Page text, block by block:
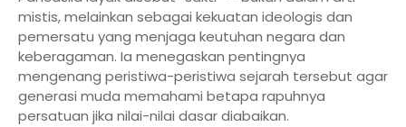
mistis, melainkan sebagai kekuatan ideologis dan
pemersatu yang menjaga keutuhan negara dan
keberagaman. Ia menegaskan pentingnya
mengenang peristiwa-peristiwa sejarah tersebut agar
generasi muda memahami betapa rapuhnya
persatuan jika nilai-nilai dasar diabaikan.